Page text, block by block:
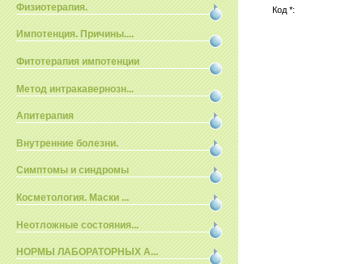
Физиотерапия.
Импотенция. Причины....
Фитотерапия импотенции
Метод интракавернозн...
Апитерапия
Внутренние болезни.
Симптомы и синдромы
Косметология. Маски ...
Неотложные состояния...
НОРМЫ ЛАБОРАТОРНЫХ А...
Код *: